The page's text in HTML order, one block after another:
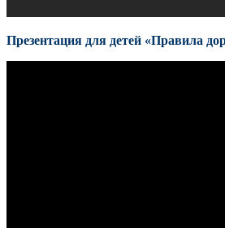
Презентация для детей «Правила